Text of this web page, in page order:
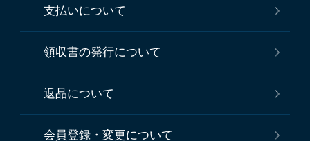
支払いについて
領収書の発行について
返品について
会員登録・変更について